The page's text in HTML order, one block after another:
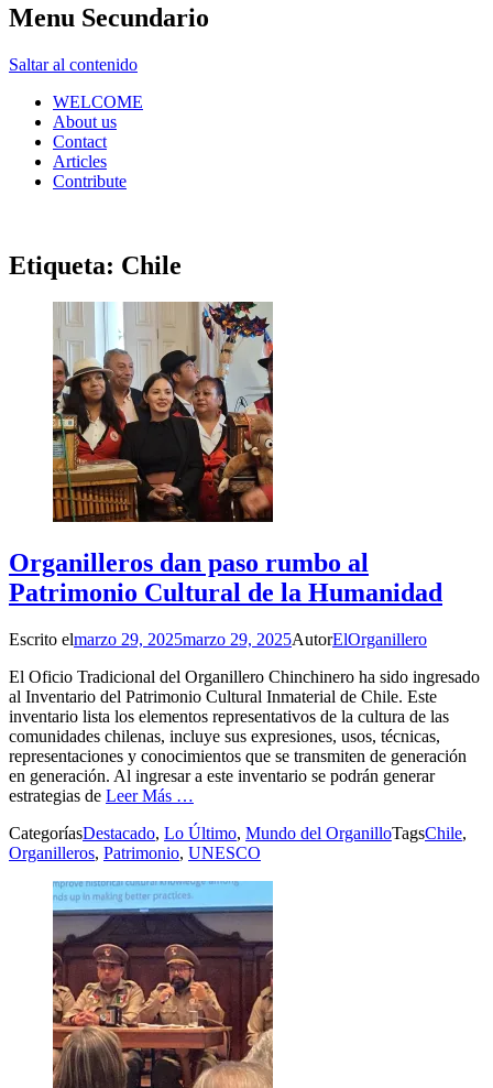
Menu Secundario
Saltar al contenido
WELCOME
About us
Contact
Articles
Contribute
Etiqueta: Chile
Organilleros dan paso rumbo al
Patrimonio Cultural de la Humanidad
Escrito elmarzo 29, 2025marzo 29, 2025AutorElOrganillero
El Oficio Tradicional del Organillero Chinchinero ha sido ingresado
al Inventario del Patrimonio Cultural Inmaterial de Chile. Este
inventario lista los elementos representativos de la cultura de las
comunidades chilenas, incluye sus expresiones, usos, técnicas,
representaciones y conocimientos que se transmiten de generación
en generación. Al ingresar a este inventario se podrán generar
estrategias de Leer Más …
CategoríasDestacado, Lo Último, Mundo del OrganilloTagsChile,
Organilleros, Patrimonio, UNESCO